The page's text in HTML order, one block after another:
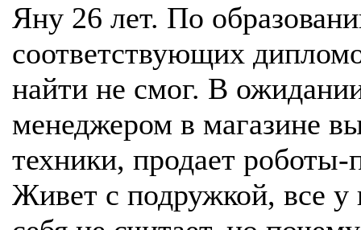
Яну 26 лет. По
соответствующих
найти не смог. В
менеджером в магазине
техники, продает
Живет с подружкой, все у